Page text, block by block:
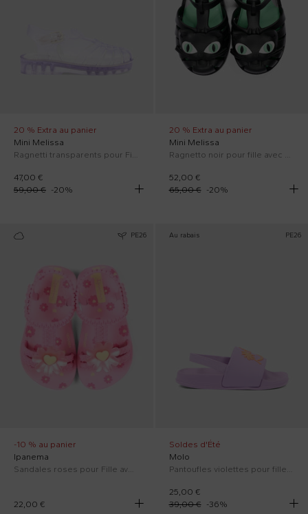
20 % Extra au panier
Mini Melissa
Ragnetti transparents pour Fille
47,00 €
59,00 € -20%
20 % Extra au panier
Mini Melissa
Ragnetto noir pour fille avec chat
52,00 €
65,00 €
-20%
PE26
-10 % au panier
Ipanema
22,00 €
Au rabais PE26
Soldes d'Été
Molo
25,00 €
39,00 €
-36%